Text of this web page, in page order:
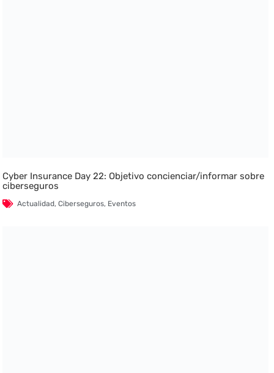
Cyber Insurance Day 22: Objetivo concienciar/informar sobre
ciberseguros
Actualidad,Ciberseguros, Eventos